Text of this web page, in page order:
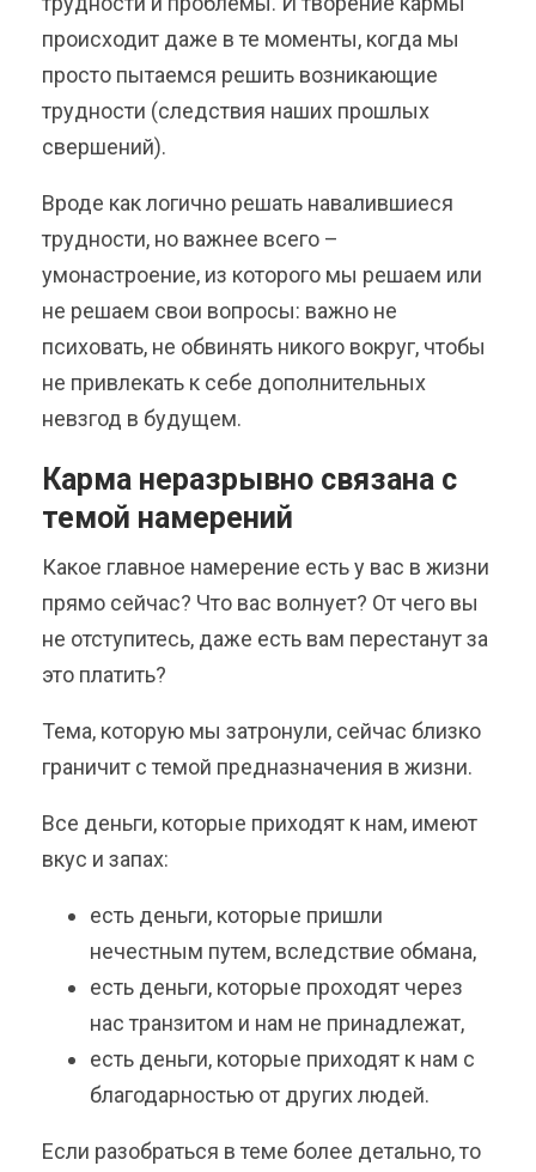
происходит даже в те моменты, когда мы
просто пытаемся решить возникающие
трудности (следствия наших прошлых
свершений).
Вроде как логично решать навалившиеся
трудности, но важнее всего –
умонастроение, из которого мы решаем или
не решаем свои вопросы: важно не
психовать, не обвинять никого вокруг, чтобы
не привлекать к себе дополнительных
невзгод в будущем.
Карма неразрывно связана с
темой намерений
Какое главное намерение есть у вас в жизни
прямо сейчас? Что вас волнует? От чего вы
не отступитесь, даже есть вам перестанут за
это платить?
Тема, которую мы затронули, сейчас близко
граничит с темой предназначения в жизни.
Все деньги, которые приходят к нам, имеют
вкус и запах:
есть деньги, которые пришли
нечестным путем, вследствие обмана,
есть деньги, которые проходят через
нас транзитом и нам не принадлежат,
есть деньги, которые приходят к нам с
благодарностью от других людей.
Если разобраться в теме более детально, то